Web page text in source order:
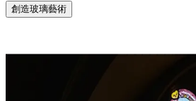
創造玻璃藝術